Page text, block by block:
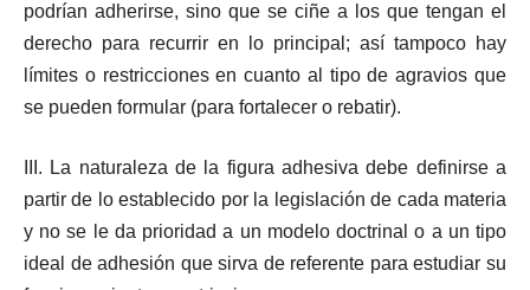
podrían adherirse, sino que se ciñe a los que tengan el
derecho para recurrir en lo principal; así tampoco hay
límites o restricciones en cuanto al tipo de agravios que
se pueden formular (para fortalecer o rebatir).
III. La naturaleza de la figura adhesiva debe definirse a
partir de lo establecido por la legislación de cada materia
y no se le da prioridad a un modelo doctrinal o a un tipo
ideal de adhesión que sirva de referente para estudiar su